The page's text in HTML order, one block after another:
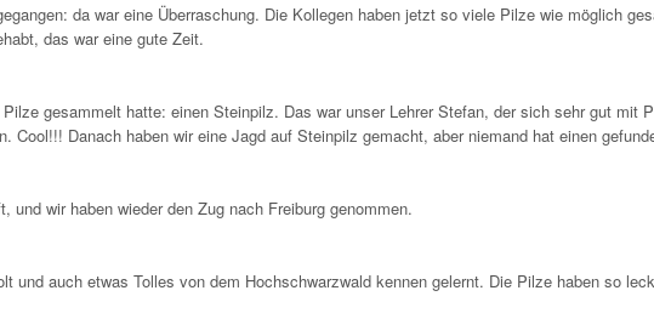
da war eine Überraschung. Die Kollegen haben jetzt so viele Pilze wie möglich
das war eine gute Zeit.
gesammelt hatte: einen Steinpilz. Das war unser Lehrer Stefan, der sich sehr gut mit
Cool!!! Danach haben wir eine Jagd auf Steinpilz gemacht, aber niemand hat einen
wir haben wieder den Zug nach Freiburg genommen.
und auch etwas Tolles von dem Hochschwarzwald kennen gelernt. Die Pilze haben so